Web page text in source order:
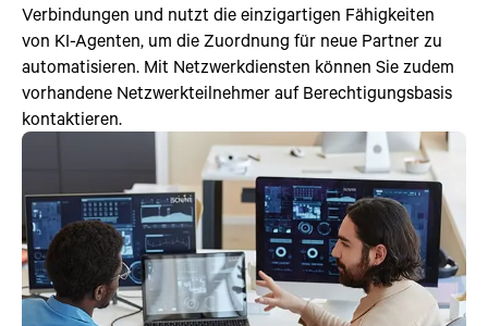
Verbindungen und nutzt die einzigartigen Fähigkeiten
von KI-Agenten, um die Zuordnung für neue Partner zu
automatisieren. Mit Netzwerkdiensten können Sie zudem
vorhandene Netzwerkteilnehmer auf Berechtigungsbasis
kontaktieren.